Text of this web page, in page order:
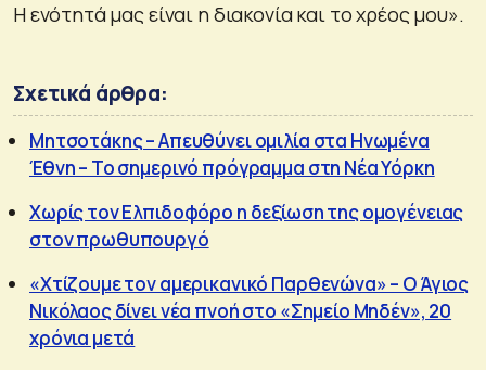
Η ενότητά μας είναι η διακονία και το χρέος μου».
Σχετικά άρθρα:
Μητσοτάκης – Απευθύνει ομιλία στα Ηνωμένα
Έθνη – Το σημερινό πρόγραμμα στη Νέα Υόρκη
Χωρίς τον Ελπιδοφόρο η δεξίωση της ομογένειας
στον πρωθυπουργό
«Χτίζουμε τον αμερικανικό Παρθενώνα» – Ο Άγιος
Νικόλαος δίνει νέα πνοή στο «Σημείο Μηδέν», 20
χρόνια μετά